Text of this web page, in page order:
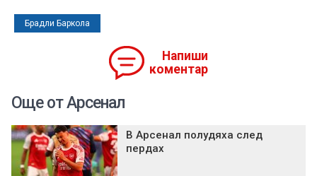
Брадли Баркола
Напиши
коментар
Още от Арсенал
В Арсенал полудяха след
пердах